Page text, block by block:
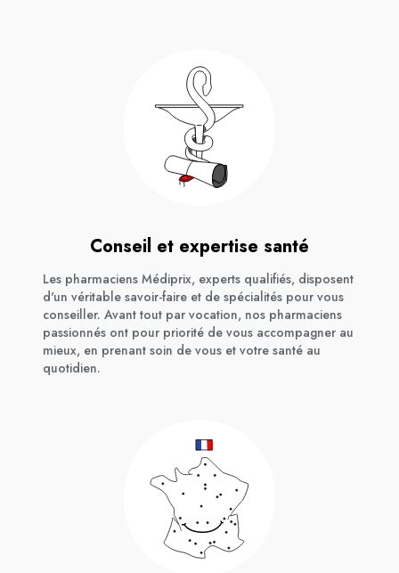
Conseil et expertise santé
Les pharmaciens Médiprix, experts qualifiés, disposent
d'un véritable savoir-faire et de spécialités pour vous
conseiller. Avant tout par vocation, nos pharmaciens
passionnés ont pour priorité de vous accompagner au
mieux, en prenant soin de vous et votre santé au
quotidien.